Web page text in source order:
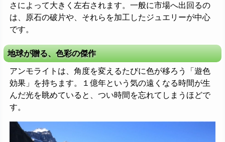
さによって大きく左右されます。一般に市場へ出回るの
は、原石の破片や、それらを加工したジュエリーが中心
です。
地球が贈る、色彩の傑作
アンモライトは、角度を変えるたびに色が移ろう「遊色
効果」を持ちます。１億年という気の遠くなる時間が生
んだ光を眺めていると、つい時間を忘れてしまうほどで
す。